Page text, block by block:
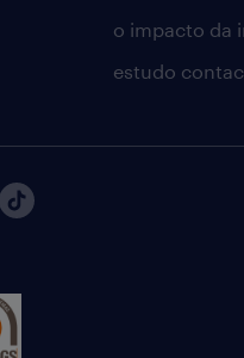
o impacto da
estudo